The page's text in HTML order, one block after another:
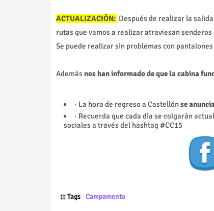
ACTUALIZACIÓN: Después de realizar la
rutas que vamos a realizar atraviesan
Se puede realizar sin problemas con
Además nos han informado de que la cabina
· La hora de regreso a Castellónse
· Recuerda que cada día se colgarán
sociales a través del hashtag #CC15
Tags Campamento